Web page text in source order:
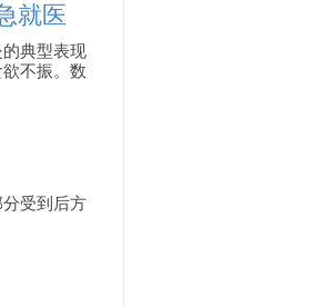
就医
典型表现
不振。数
受到后方